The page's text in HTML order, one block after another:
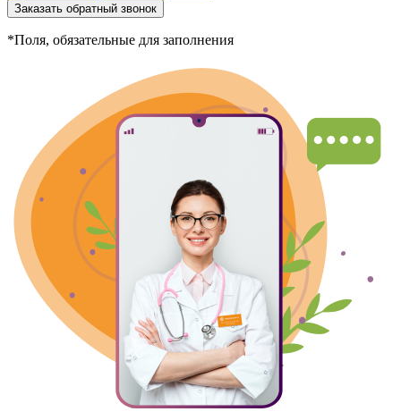
Заказать обратный звонок
*Поля, обязательные для заполнения